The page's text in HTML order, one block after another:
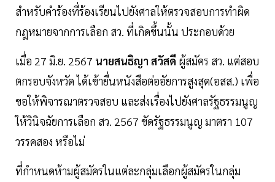
สำหรับคำร้องที่ร้องเรียนไปยังศาลให้ตรวจสอบการทำผิด
กฎหมายจากการเลือก สว. ที่เกิดขึ้นนั้น ประกอบด้วย
เมื่อ 27 มิ.ย. 2567 นายสนธิญา สวัสดี ผู้สมัคร สว. แต่สอบ
ตกรอบจังหวัด ได้เข้ายื่นหนังสือต่ออัยการสูงสุด(อสส.) เพื่อ
ขอให้พิจารณาตรวจสอบ และส่งเรื่องไปยังศาลรัฐธรรมนูญ
ให้วินิจฉัยการเลือก สว. 2567 ขัดรัฐธรรมนูญ มาตรา 107
วรรคสอง หรือไม่
ที่กำหนดห้ามผู้สมัครในแต่ละกลุ่มเลือกผู้สมัครในกลุ่ม